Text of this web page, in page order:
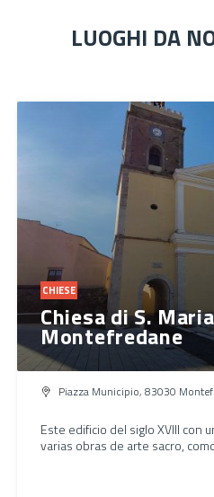
LUOGHI DA
CHIESE
Chiesa di S.
Montefredane
Piazza Municipio, 83030
Este edificio del siglo XVIII con
varias obras de arte sacro,